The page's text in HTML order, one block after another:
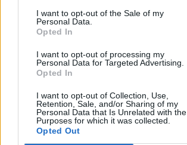
I want to opt-out of the Sale of my
Personal Data.
Opted In
I want to opt-out of processing my
Personal Data for Targeted Advertising.
Opted In
I want to opt-out of Collection, Use,
Retention, Sale, and/or Sharing of my
Personal Data that Is Unrelated with the
Purposes for which it was collected.
Opted Out